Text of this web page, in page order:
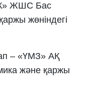
ЖШС Бас
жөніндегі
– «ҮМЗ» АҚ
және қаржы